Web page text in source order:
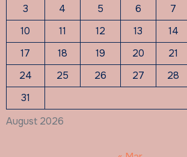
August 2026
3
4 5 6 7
10
11 12 13 14
17
18 19 20 21
24
25 26 27 28
31